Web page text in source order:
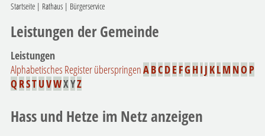
Startseite| Rathaus| Bürgerservice
Leistungen der Gemeinde
Leistungen
Alphabetisches Register überspringenABCDE FG H I J KLM NO P
Q RSTUVWXYZ
Hass und Hetze im Netz anzeigen